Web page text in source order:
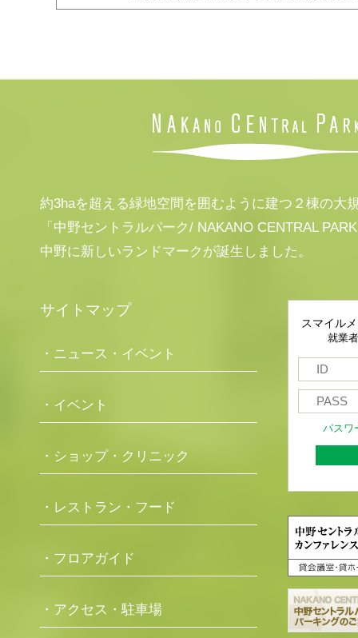
約3haを超える緑地空間を囲むように建つ２棟の大
「中野セントラルパーク/ NAKANO CENTRAL
中野に新しいランドマークが誕生しました。
サイトマップ
・ニュース・イベント
・イベント
・ショップ・クリニック
・レストラン・フード
・フロアガイド
・アクセス・駐車場
スマイル
就業
パスワ